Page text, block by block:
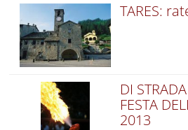
TARES:
DI
FESTA
2013